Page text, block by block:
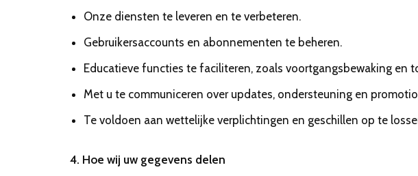
Onze diensten te leveren en te verbeteren.
Gebruikersaccounts en abonnementen te beheren.
Educatieve functies te faciliteren, zoals voortgangsbewaking en
Met u te communiceren over updates, ondersteuning en
Te voldoen aan wettelijke verplichtingen en geschillen op te
4. Hoe wij uw gegevens delen